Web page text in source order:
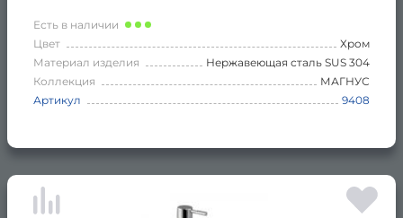
Есть в наличии
Цвет
Хром
Материал изделия
Нержавеющая сталь SUS 304
Коллекция
МАГНУС
Артикул
9408